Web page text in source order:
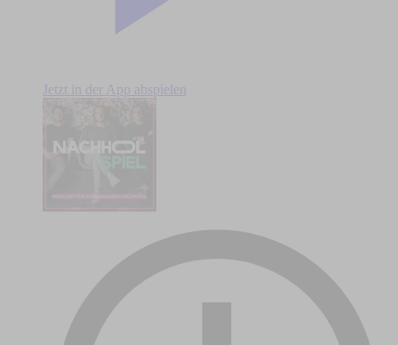
Jetzt in der App abspielen